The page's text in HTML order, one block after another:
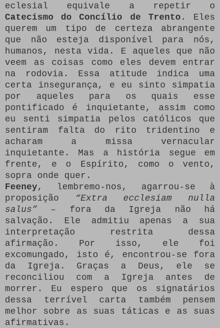
eclesial equivale a repetir o
Catecismo do Concílio de Trento . Eles
querem um tipo de certeza abrangente
que não esteja disponível para nós,
humanos, nesta vida. E aqueles que não
veem as coisas como eles devem entrar
na rodovia. Essa atitude indica uma
certa insegurança, e eu sinto simpatia
por aqueles para os quais esse
pontificado é inquietante, assim como
eu senti simpatia pelos católicos que
sentiram falta do rito tridentino e
acharam a missa vernacular
inquietante. Mas a história segue em
frente, e o Espírito, como o vento,
sopra onde quer.
Feeney, lembremo-nos, agarrou-se à
proposição
“Extra ecclesiam nulla
salus” – fora da Igreja não há
salvação. Ele admitiu apenas a sua
interpretação restrita dessa
afirmação. Por isso, ele foi
excomungado, isto é, encontrou-se fora
da Igreja. Graças a Deus, ele se
reconciliou com a Igreja antes de
morrer. Eu espero que os signatários
dessa terrível carta também pensem
melhor sobre as suas táticas e as suas
afirmativas.